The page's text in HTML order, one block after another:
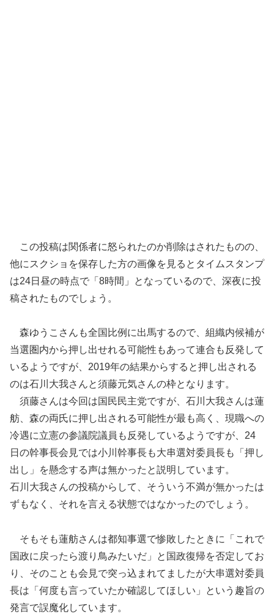
この投稿は関係者に怒られたのか削除はされたものの、
他にスクショを保存した方の画像を見るとタイムスタンプ
は24日昼の時点で「8時間」となっているので、深夜に投
稿されたものでしょう。
森ゆうこさんも全国比例に出馬するので、組織内候補が
当選圏内から押し出せれる可能性もあって連合も反発して
いるようですが、2019年の結果からすると押し出される
のは石川大我さんと須藤元気さんの枠となります。
須藤さんは今回は国民民主党ですが、石川大我さんは蓮
舫、森の両氏に押し出される可能性が最も高く、現職への
冷遇に立憲の参議院議員も反発しているようですが、24
日の幹事長会見では小川幹事長も大串選対委員長も「押し
出し」を懸念する声は無かったと説明しています。
石川大我さんの投稿からして、そういう不満が無かったは
ずもなく、それを言える状態ではなかったのでしょう。
そもそも蓮舫さんは都知事選で惨敗したときに「これで
国政に戻ったら渡り鳥みたいだ」と国政復帰を否定してお
り、そのことも会見で突っ込まれてましたが大串選対委員
長は「何度も言っていたか確認してほしい」という趣旨の
発言で誤魔化しています。